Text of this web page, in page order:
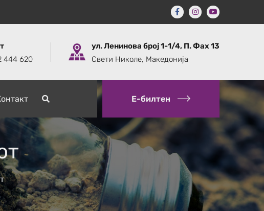
444 620
ул. Ленинова број 1-1/4, П. Фах 13
Свети Николе, Македонија
Е-билтен